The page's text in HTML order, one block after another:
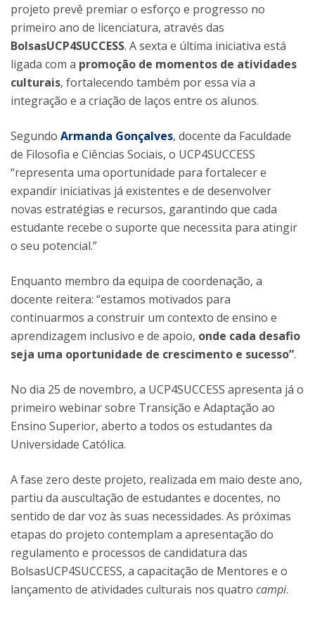
projeto prevê premiar o esforço e progresso no
primeiro ano de licenciatura, através das
BolsasUCP4SUCCESS. A sexta e última iniciativa está
ligada com a promoção de momentos de atividades
culturais, fortalecendo também por essa via a
integração e a criação de laços entre os alunos.
Segundo Armanda Gonçalves, docente da Faculdade
de Filosofia e Ciências Sociais, o UCP4SUCCESS
“representa uma oportunidade para fortalecer e
expandir iniciativas já existentes e de desenvolver
novas estratégias e recursos, garantindo que cada
estudante recebe o suporte que necessita para atingir
o seu potencial.”
Enquanto membro da equipa de coordenação, a
docente reitera: “estamos motivados para
continuarmos a construir um contexto de ensino e
aprendizagem inclusivo e de apoio, onde cada desafio
seja uma oportunidade de crescimento e sucesso”.
No dia 25 de novembro, a UCP4SUCCESS apresenta já o
primeiro webinar sobre Transição e Adaptação ao
Ensino Superior, aberto a todos os estudantes da
Universidade Católica.
A fase zero deste projeto, realizada em maio deste ano,
partiu da auscultação de estudantes e docentes, no
sentido de dar voz às suas necessidades. As próximas
etapas do projeto contemplam a apresentação do
regulamento e processos de candidatura das
BolsasUCP4SUCCESS, a capacitação de Mentores e o
lançamento de atividades culturais nos quatro campi.